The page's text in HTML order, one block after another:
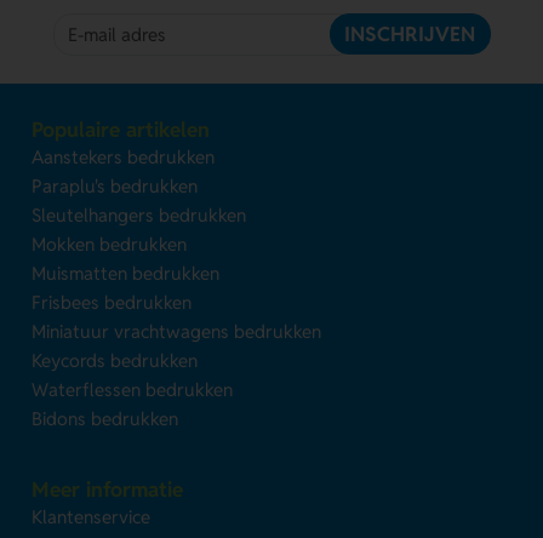
INSCHRIJVEN
Populaire artikelen
Aanstekers bedrukken
Paraplu's bedrukken
Sleutelhangers bedrukken
Mokken bedrukken
Muismatten bedrukken
Frisbees bedrukken
Miniatuur vrachtwagens bedrukken
Keycords bedrukken
Waterflessen bedrukken
Bidons bedrukken
Meer informatie
Klantenservice